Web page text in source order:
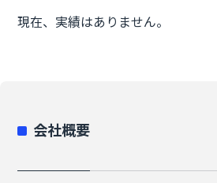
現在、実績はありません。
会社概要